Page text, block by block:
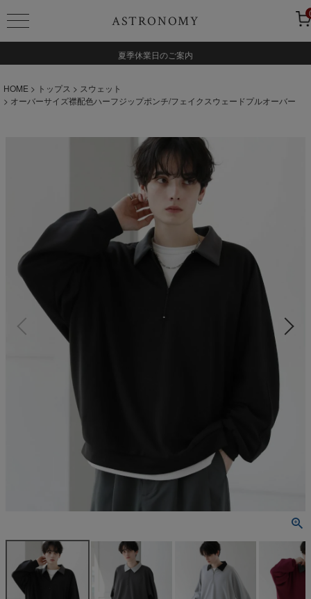
ASTRONOMY
夏季休業日のご案内
HOME トップス
スウェット
オーバーサイズ襟配色ハーフジップポンチ/フェイクスウェードプルオーバー